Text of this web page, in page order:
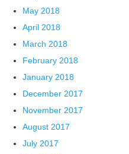
May 2018
April 2018
March 2018
February 2018
January 2018
December 2017
November 2017
August 2017
July 2017